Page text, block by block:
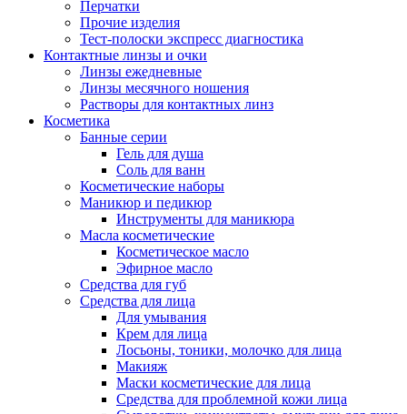
Перчатки
Прочие изделия
Тест-полоски экспресс диагностика
Контактные линзы и очки
Линзы ежедневные
Линзы месячного ношения
Растворы для контактных линз
Косметика
Банные серии
Гель для душа
Соль для ванн
Косметические наборы
Маникюр и педикюр
Инструменты для маникюра
Масла косметические
Косметическое масло
Эфирное масло
Средства для губ
Средства для лица
Для умывания
Крем для лица
Лосьоны, тоники, молочко для лица
Макияж
Маски косметические для лица
Средства для проблемной кожи лица